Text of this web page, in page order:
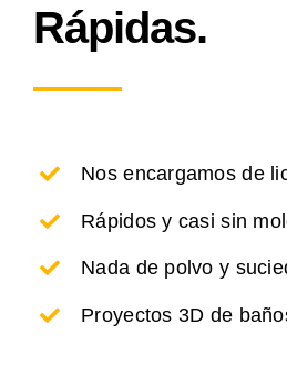
Rápidas.
Nos encargamos de
Rápidos y casi sin
Nada de polvo y
Proyectos 3D de